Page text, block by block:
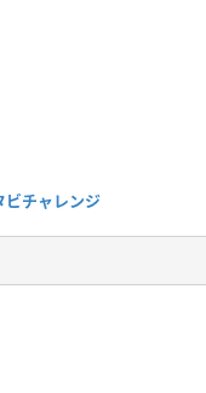
ビチャレンジ